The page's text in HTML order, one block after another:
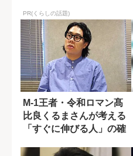
PR(くらしの話題)
M-1王者・令和ロマン髙
比良くるまさんが考える
「すぐに伸びる人」の確